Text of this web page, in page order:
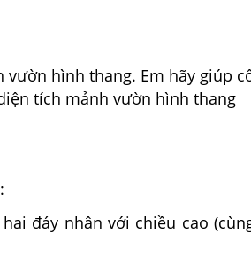
hình thang. Em hãy giúp
tích mảnh vườn hình thang
đáy nhân với chiều cao